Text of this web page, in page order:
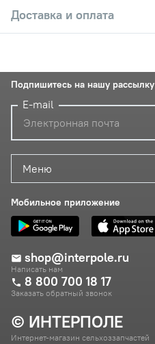
Доставка и оплата
© ИНТЕРПОЛЕ
Интернет-магазин сельхоззапчастей
Меню
Мобильное приложение
shop@interpole.ru
Написать нам
8 800 700 18 17
Заказать обратный звонок
Подпишитесь на нашу рассылку
E-mail